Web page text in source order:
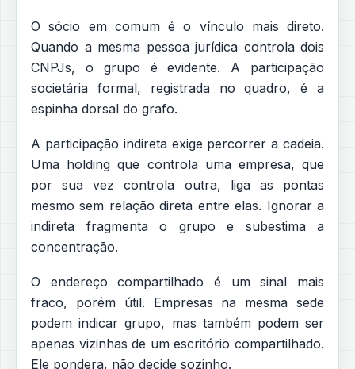
O sócio em comum é o vínculo mais direto.
Quando a mesma pessoa jurídica controla dois
CNPJs, o grupo é evidente. A participação
societária formal, registrada no quadro, é a
espinha dorsal do grafo.
A participação indireta exige percorrer a cadeia.
Uma holding que controla uma empresa, que
por sua vez controla outra, liga as pontas
mesmo sem relação direta entre elas. Ignorar a
indireta fragmenta o grupo e subestima a
concentração.
O endereço compartilhado é um sinal mais
fraco, porém útil. Empresas na mesma sede
podem indicar grupo, mas também podem ser
apenas vizinhas de um escritório compartilhado.
Ele pondera, não decide sozinho.